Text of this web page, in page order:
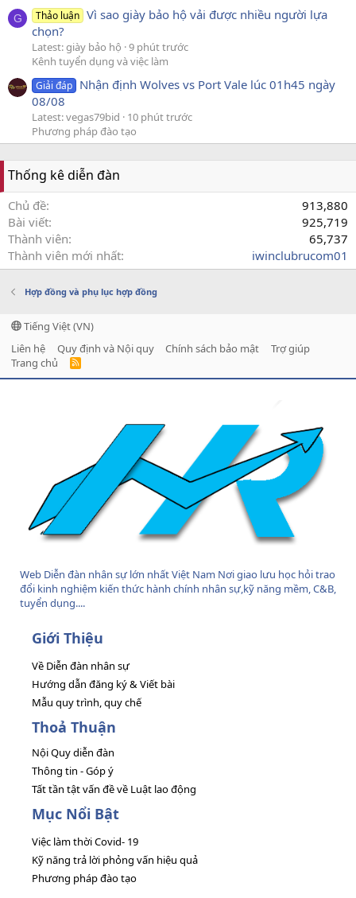
G Thảo luận Vì sao giày bảo hộ vải được nhiều người lựa
chọn?
Latest: giày bảo hộ 9 phút trước
Kênh tuyển dụng và việc làm
Giải đáp Nhận định Wolves vs Port Vale lúc 01h45 ngày
08/08
Latest: vegas79bid
10 phút trước
Phương pháp đào tạo
Thống kê diễn đàn
Chủ đề
913,880
Bài viết
925,719
Thành viên
65,737
Thành viên mới nhất
iwinclubrucom01
Hợp đồng và phụ lục hợp đồng
Tiếng Việt (VN)
Liên hệ
Quy định và Nội quy Chính sách bảo mật
Trợ giúp
Trang chủ
R
S
Web Diễn đàn nhân sự lớn nhất Việt Nam Nơi giao lưu học hỏi trao
đổi kinh nghiệm kiến thức hành chính nhân sự,kỹ năng mềm, C&B,
tuyển dụng....
Giới Thiệu
Về Diễn đàn nhân sự
Hướng dẫn đăng ký & Viết bài
Mẫu quy trình, quy chế
Thoả Thuận
Nội Quy diễn đàn
Thông tin - Góp ý
Tất tần tật vấn đề về Luật lao động
Mục Nổi Bật
Việc làm thời Covid- 19
Kỹ năng trả lời phỏng vấn hiệu quả
Phương pháp đào tạo